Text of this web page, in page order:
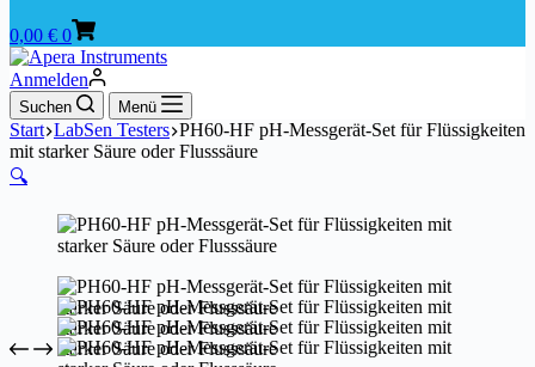
Warenkorb
0,00 € 0
Anmelden
Suchen Menü
Start LabSen Testers PH60-HF pH-Messgerät-Set für Flüssigkeiten
mit starker Säure oder Flusssäure
🔍